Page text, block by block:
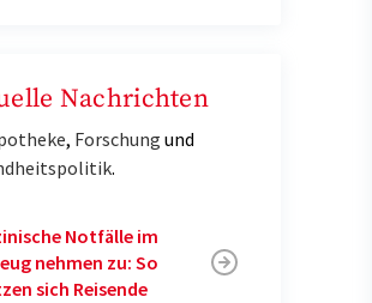
Nachrichten
, Forschung und
.
Notfälle im
nehmen zu: So
sich Reisende